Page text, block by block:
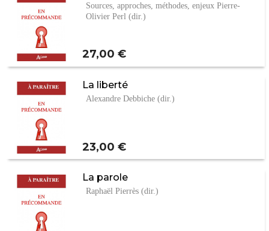
Sources, approches, méthodes, enjeux Pierre-
Olivier Perl (dir.)
Prix
27,00 €
La liberté
Alexandre Debbiche (dir.)
Prix
23,00 €
La parole
Raphaël Pierrès (dir.)